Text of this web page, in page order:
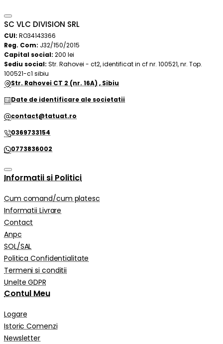
SC VLC DIVISION SRL
CUI: RO34143366
Reg. Com: J32/150/2015
Capital social: 200 lei
Sediu social: Str. Rahovei - ct2, identificat in cf nr. 100521, nr. Top.
100521-c1 sibiu
Str. Rahovei CT 2 (nr. 16A) , Sibiu
Date de identificare ale societatii
contact@tatuat.ro
0369733154
0773836002
Informatii si Politici
Cum comand/cum platesc
Informatii Livrare
Contact
Anpc
SOL/SAL
Politica Confidentialitate
Termeni si conditii
Unelte GDPR
Contul Meu
Logare
Istoric Comenzi
Newsletter